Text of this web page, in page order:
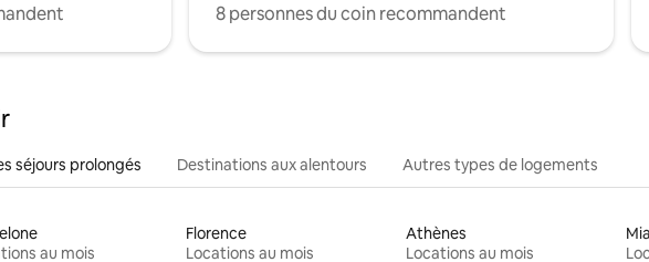
8 personnes du coin recommandent
séjours prolongés Destinations aux alentours Autres types de logements
au mois
Florence
Locations au mois
Athènes
Locations au mois